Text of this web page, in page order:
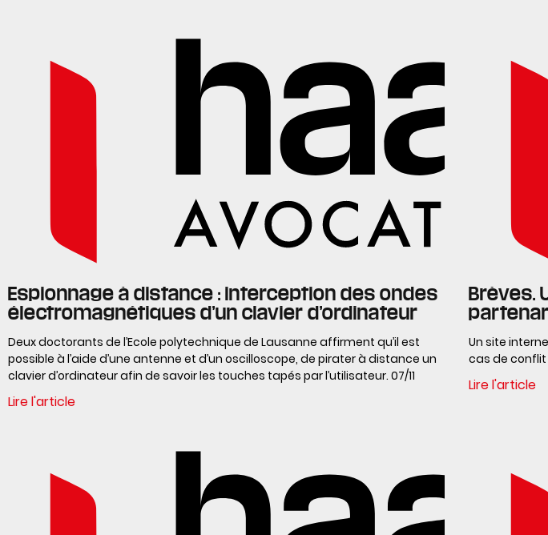
Espionnage à distance : interception des ondes
électromagnétiques d’un clavier d’ordinateur
Deux doctorants de l’Ecole polytechnique de Lausanne affirment qu’il est
possible à l’aide d’une antenne et d’un oscilloscope, de pirater à distance un
clavier d’ordinateur afin de savoir les touches tapés par l’utilisateur. 07/11
Lire l'article
Brèves.
Un site
cas de conflit
Lire l'article